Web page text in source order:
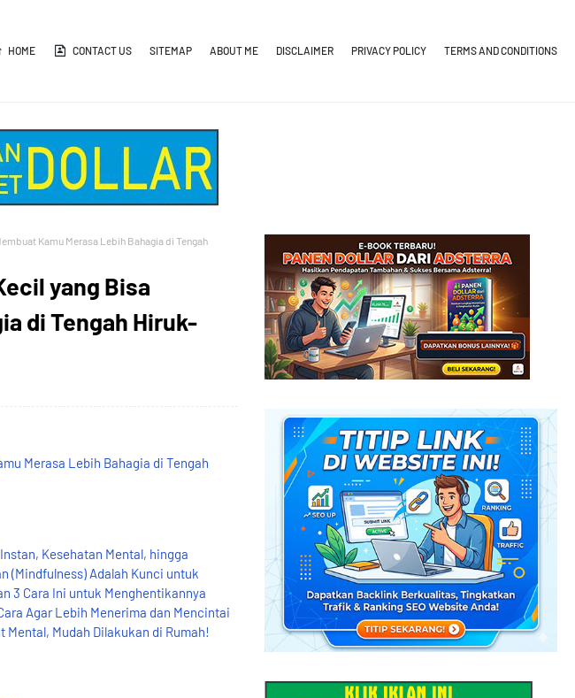
HOME CONTACT US SITEMAP ABOUT ME DISCLAIMER PRIVACY POLICY TERMS AND CONDITIONS
Kamu Merasa Lebih Bahagia di Tengah
yang Bisa
di Tengah Hiruk-
Merasa Lebih Bahagia di Tengah
Kesehatan Mental, hingga
(Mindfulness) Adalah Kunci untuk
3 Cara Ini untuk Menghentikannya
Agar Lebih Menerima dan Mencintai
Mudah Dilakukan di Rumah!